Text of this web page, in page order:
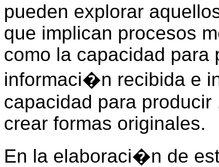
pueden explorar
que implican procesos
como la capacidad para
informaci�n recibida e
capacidad para
crear formas originales.
En la elaboraci�n de